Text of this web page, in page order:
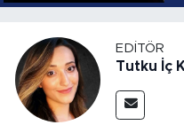
EDITÖR
Tutku İç